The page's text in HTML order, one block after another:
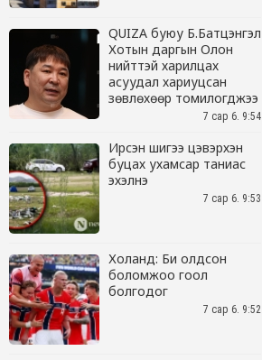
QUIZA буюу Б.Батцэнгэл
Хотын даргын Олон
нийттэй харилцах
асуудал хариуцсан
зөвлөхөөр томилогджээ
7 сар 6. 9:54
Ирсэн шигээ цэвэрхэн
буцах ухамсар таниас
эхэлнэ
7 сар 6. 9:53
Холанд: Би олдсон
боломжоо гоол
болгодог
7 сар 6. 9:52